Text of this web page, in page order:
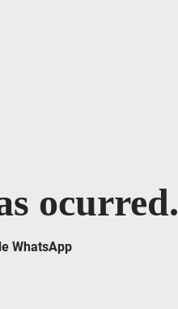
ocurred.
WhatsApp